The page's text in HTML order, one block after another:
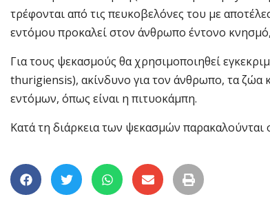
τρέφονται από τις πευκοβελόνες του με
εντόμου προκαλεί στον άνθρωπο έντονο
Για τους ψεκασμούς θα χρησιμοποιηθεί
thurigiensis), ακίνδυνο για τον άνθρωπο, τα ζώα
εντόμων, όπως είναι η πιτυοκάμπη.
Κατά τη διάρκεια των ψεκασμών παρακαλούνται